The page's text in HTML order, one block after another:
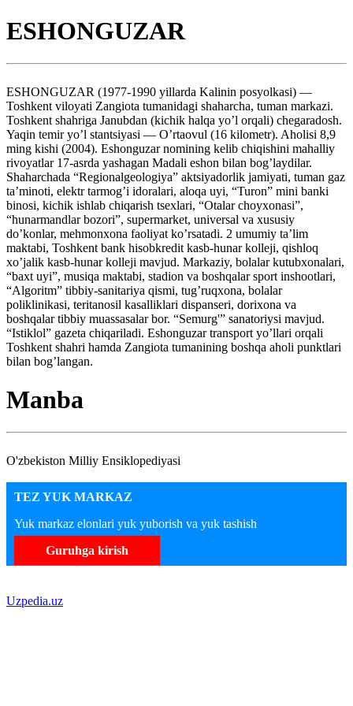
ESHONGUZAR
ESHONGUZAR (1977-1990 yillarda Kalinin posyolkasi) —
Toshkent viloyati Zangiota tumanidagi shaharcha, tuman markazi.
Toshkent shahriga Janubdan (kichik halqa yo’l orqali) chegaradosh.
Yaqin temir yo’l stantsiyasi — O’rtaovul (16 kilometr). Aholisi 8,9
ming kishi (2004). Eshonguzar nomining kelib chiqishini mahalliy
rivoyatlar 17-asrda yashagan Madali eshon bilan bog’laydilar.
Shaharchada “Regionalgeologiya” aktsiyadorlik jamiyati, tuman gaz
ta’minoti, elektr tarmog’i idoralari, aloqa uyi, “Turon” mini banki
binosi, kichik ishlab chiqarish tsexlari, “Otalar choyxonasi”,
“hunarmandlar bozori”, supermarket, universal va xususiy
do’konlar, mehmonxona faoliyat ko’rsatadi. 2 umumiy ta’lim
maktabi, Toshkent bank hisobkredit kasb-hunar kolleji, qishloq
xo’jalik kasb-hunar kolleji mavjud. Markaziy, bolalar kutubxonalari,
“baxt uyi”, musiqa maktabi, stadion va boshqalar sport inshootlari,
“Algoritm” tibbiy-sanitariya qismi, tug’ruqxona, bolalar
poliklinikasi, teritanosil kasalliklari dispanseri, dorixona va
boshqalar tibbiy muassasalar bor. “Semurg'” sanatoriysi mavjud.
“Istiklol” gazeta chiqariladi. Eshonguzar transport yo’llari orqali
Toshkent shahri hamda Zangiota tumanining boshqa aholi punktlari
bilan bog’langan.
Manba
O'zbekiston Milliy Ensiklopediyasi
TEZ YUK MARKAZ
Yuk markaz elonlari yuk yuborish va yuk tashish
Guruhga kirish
Uzpedia.uz